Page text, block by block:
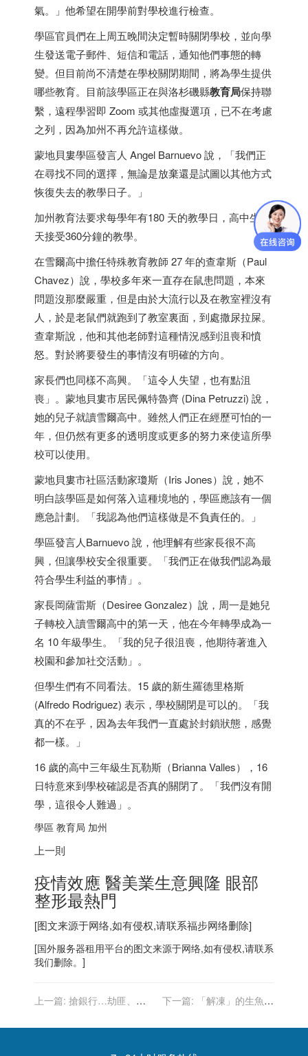
氣。」他希望在開學前對學校進行檢查。
學區官員們在上周五晚間決定暫時關閉學校，並向學
生發送電子郵件、短信和電話，通知他們事態的轉
變。但目前尚不清楚在學校關閉期間，將為學生提供
哪些教育。目前該學區正在與洛杉磯縣教育局保持聯
繫，遠程學習即 Zoom 或其他虛擬選項，已不在考慮
之列，因為加州不再允許這樣做。
蒙地貝婁學區發言人 Angel Barnuevo 說，「我們正
在尋找不同的選擇，無論是放棄還是試圖以其他方式
恢復失去的教學日子。」
加州教育法要求每學年有180 天的教學日，高中生每
天接受360分鐘的教學。
在雪爾高中擔任特殊教育教師 27 年的查韋斯（Paul
Chavez）說，學校多年來一直存在鼠患問題，本來
問題沒那麼嚴重，但是由於大流行以及在教室裡沒有
人，於是老鼠們就跑到了教室裏面，到處撒尿拉屎。
查韋斯說，他和其他老師對這種情況感到沮喪和憤
怒。對於將要發生的事情沒有明確的方向。
家長們也同樣不高興。「這令人失望，也有點沮
喪」。蒙地貝婁市居民佩特魯齊 (Dina Petruzzi) 說，
她的兒子就讀雪爾高中。雖然人們正在經歷可怕的一
年，但仍然有更多的透明度或更多的努力來使這所學
校可以使用。
蒙地貝婁市社區活動家瓊斯（Iris Jones）說，她不
明白該學區是如何落入這種境地的，學區應該有一個
應急計劃。「我認為他們這樣做是不負責任的。」
學區發言人Barnuevo 說，他理解有些家長很不高
興，但讓學校安全很重要。「我們正在做我們認為最
符合學生利益的事情」。
家長岡薩雷斯（Desiree Gonzalez）說，周一是她兒
子轉校入讀雪爾高中的第一天，他在今年轉學成為一
名 10 年級學生。「我的兒子很沮喪，他期待著進入
校園和參加社交活動」。
但學生們有不同看法。15 歲的新生羅德里格斯
(Alfredo Rodriguez) 表示，學校關閉是可以的。「我
真的不在乎，因為去年我們一直處於封鎖狀態，感覺
都一樣。」
16 歲的高中三年級生瓦勒斯（Brianna Valles），16
日特意來到學校確認是否真的關閉了。「我們沒有開
學，這很令人難過」。
學區 教育局 加州
上一則
疫情效應 醫美業生意興隆 眼部
整形最熱門
[图文来源于网络,如有侵权,请联系福步网络删除]
[国外服务器租用平台的图文来源于网络,如有侵权,请联系
我们删除。]
上一篇: 搶銀行…劫匪、經
滑手機
下一篇:
「解凍」的生魚片